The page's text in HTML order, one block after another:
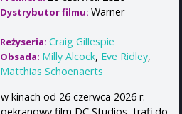
Dystrybutor filmu: Warner
Reżyseria: Craig Gillespie
Obsada: Milly Alcock, Eve Ridley,
Matthias Schoenaerts
kinach od 26 czerwca 2026 r.
film DC Studios, trafi do